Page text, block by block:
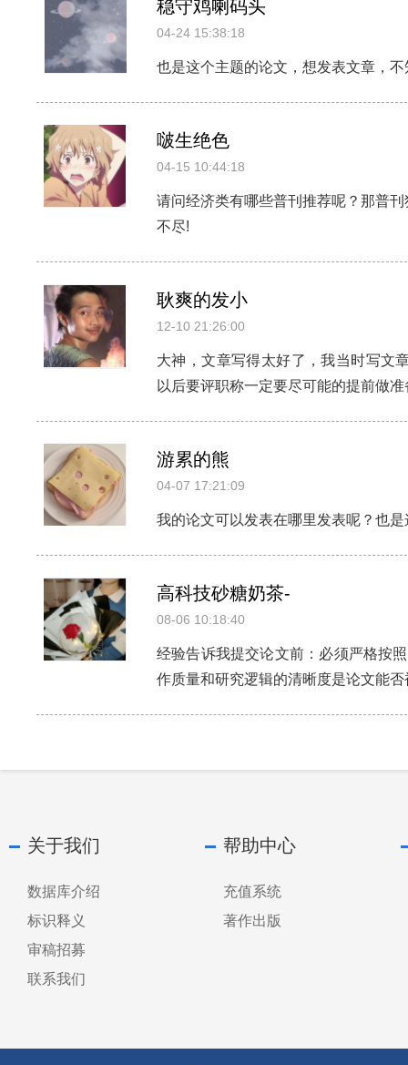
稳守鸡喇码头
04-24 15:38:18
也是这个主题的论文，想发表文章，
啵生绝色
04-15 10:44:18
请问经济类有哪些普刊推荐呢？那普
不尽!
耿爽的发小
12-10 21:26:00
大神，文章写得太好了，我当时写文
以后要评职称一定要尽可能的提前做
游累的熊
04-07 17:21:09
我的论文可以发表在哪里发表呢？也
高科技砂糖奶茶-
08-06 10:18:40
经验告诉我提交论文前：必须严格按
作质量和研究逻辑的清晰度是论文能
关于我们
数据库介绍
标识释义
审稿招募
联系我们
帮助中心
充值系统
著作出版